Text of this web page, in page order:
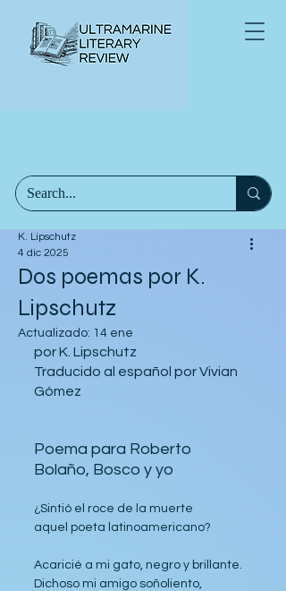
Dos poemas por K.
Lipschutz
K. Lipschutz
4 dic 2025
Actualizado: 14 ene
por K. Lipschutz
Traducido al español por Vivian
Gómez
Poema para Roberto
Bolaño, Bosco y yo
¿Sintió el roce de la muerte
aquel poeta latinoamericano?
Acaricié a mi gato, negro y brillante.
Dichoso mi amigo soñoliento,